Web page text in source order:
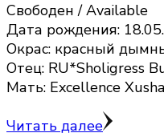
Свободен / Available
Дата рождения:
Окрас: красный
Отец: RU*Sholigress
Мать: Excellence Xusha
Читать далее